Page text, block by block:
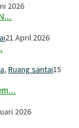
2026
21 April 2026
, Ruang santai15
2026